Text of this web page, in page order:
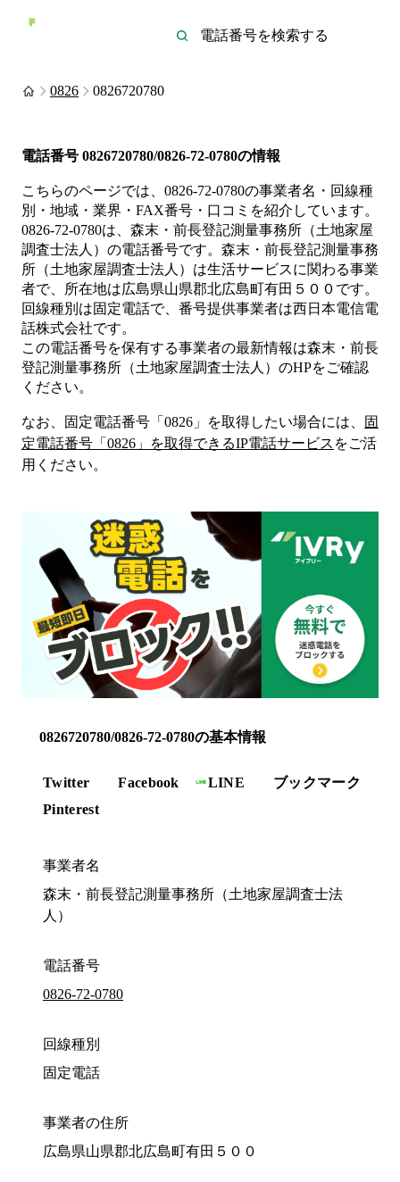
0826 0826720780
電話番号 0826720780/0826-72-0780の情報
こちらのページでは、 0826-72-0780の事業者名・回線種
別・地域・業界・FAX番号・口コミを紹介しています。
0826-72-0780は、 森末・前長登記測量事務所（土地家屋
調査士法人） の電話番号です。 森末・前長登記測量事務
所（土地家屋調査士法人）は生活サービスに関わる事業
者で、所在地は広島県山県郡北広島町有田５００ です。
回線種別は固定電話で、番号提供事業者は西日本電信電
話株式会社です。
この電話番号を保有する事業者の最新情報は森末・前長
登記測量事務所（土地家屋調査士法人） のHPをご確認
ください。
なお、固定電話番号「 0826 」を取得したい場合には、
固
定電話番号「 0826 」を取得できるIP電話サービス をご活
用ください。
0826720780/0826-72-0780の基本情報
Twitter Facebook LINE
ブックマーク
Pinterest
事業者名
森末・前長登記測量事務所（土地家屋調査士法
人）
電話番号
0826-72-0780
回線種別
固定電話
事業者の住所
広島県山県郡北広島町有田５００